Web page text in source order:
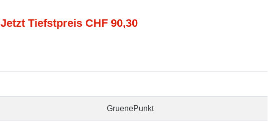
Jetzt Tiefstpreis CHF 90,30
GruenePunkt